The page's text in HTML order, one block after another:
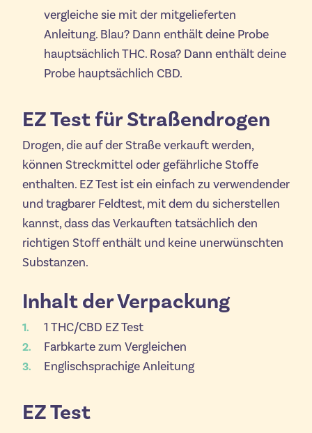
vergleiche sie mit der mitgelieferten
Anleitung. Blau? Dann enthält deine Probe
hauptsächlich THC. Rosa? Dann enthält deine
Probe hauptsächlich CBD.
EZ Test für Straßendrogen
Drogen, die auf der Straße verkauft werden,
können Streckmittel oder gefährliche Stoffe
enthalten. EZ Test ist ein einfach zu verwendender
und tragbarer Feldtest, mit dem du sicherstellen
kannst, dass das Verkauften tatsächlich den
richtigen Stoff enthält und keine unerwünschten
Substanzen.
Inhalt der Verpackung
1 THC/CBD EZ Test
Farbkarte zum Vergleichen
Englischsprachige Anleitung
EZ Test